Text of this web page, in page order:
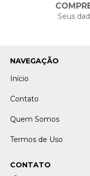
Seus
NAVEGAÇÃO
Início
Contato
Quem Somos
Termos de Uso
CONTATO